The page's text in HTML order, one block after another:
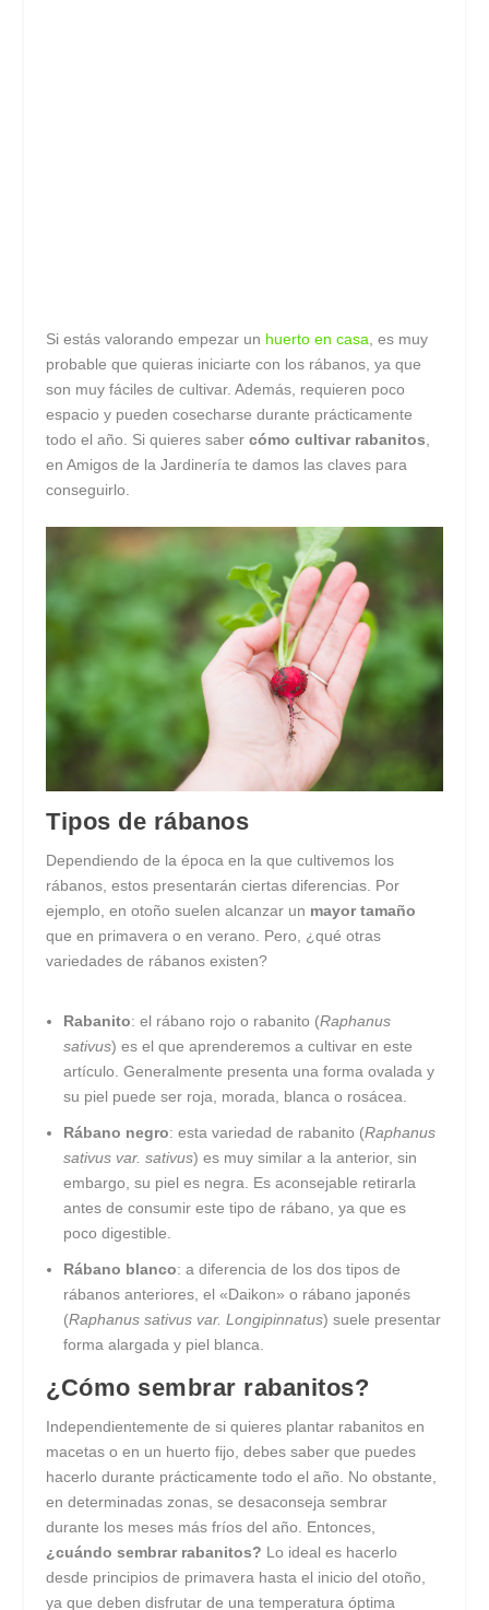
Si estás valorando empezar un huerto en casa , es muy
probable que quieras iniciarte con los rábanos, ya que
son muy fáciles de cultivar. Además, requieren poco
espacio y pueden cosecharse durante prácticamente
todo el año. Si quieres sabercómo cultivar rabanitos
en Amigos de la Jardinería te damos las claves para
conseguirlo.
Tipos de rábanos
Dependiendo de la época en la que cultivemos los
rábanos, estos presentarán ciertas diferencias. Por
ejemplo, en otoño suelen alcanzar un mayor tamaño
que en primavera o en verano. Pero, ¿qué otras
variedades de rábanos existen?
Rabanito: el rábano rojo o rabanito (Raphanus
sativus) es el que aprenderemos a cultivar en este
artículo. Generalmente presenta una forma ovalada y
su piel puede ser roja, morada, blanca o rosácea.
Rábano negro: esta variedad de rabanito (Raphanus
sativus var. sativus) es muy similar a la anterior, sin
embargo, su piel es negra. Es aconsejable retirarla
antes de consumir este tipo de rábano, ya que es
poco digestible.
Rábano blanco: a diferencia de los dos tipos de
rábanos anteriores, el «Daikon» o rábano japonés
(Raphanus sativus var. Longipinnatus) suele presentar
forma alargada y piel blanca.
¿Cómo sembrar rabanitos?
Independientemente de si quieres plantar rabanitos en
macetas o en un huerto fijo, debes saber que puedes
hacerlo durante prácticamente todo el año. No obstante,
en determinadas zonas, se desaconseja sembrar
durante los meses más fríos del año. Entonces,
¿cuándo sembrar rabanitos? Lo ideal es hacerlo
desde principios de primavera hasta el inicio del otoño,
ya que deben disfrutar de una temperatura óptima